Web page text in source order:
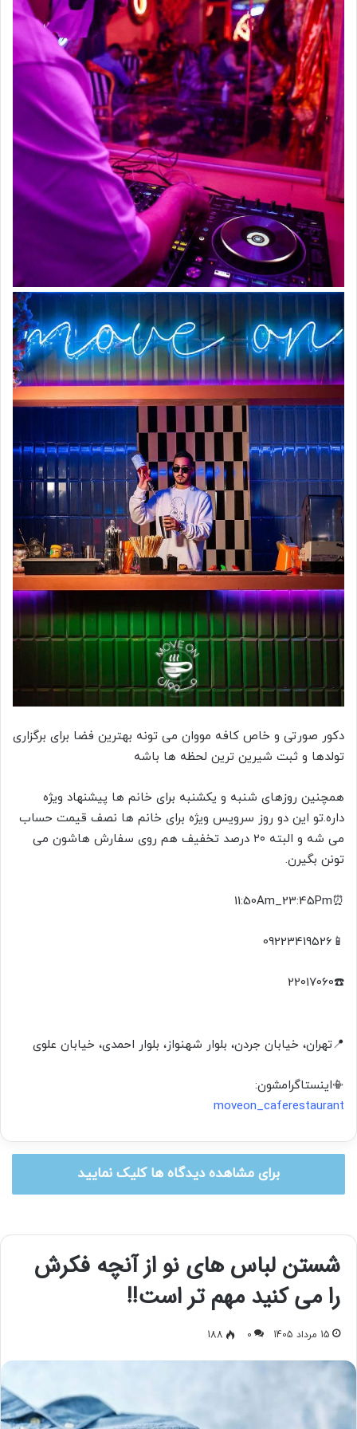
دکور صورتی و خاص کافه مووان می تونه بهترین فضا برای برگزاری
تولدها و ثبت شیرین ترین لحظه ها باشه
همچنین روزهای شنبه و یکشنبه برای خانم ها پیشنهاد ویژه
داره.تو این دو روز سرویس ویژه برای خانم ها نصف قیمت حساب
می شه و البته ۲۰ درصد تخفیف هم روی سفارش هاشون می
تونن بگیرن.
⏰️11:50Am_23:45Pm
📱09223419526
☎️22017060
📍تهران، خيابان جردن، بلوار شهنواز، بلوار احمدى، خيابان علوى
📳اینستاگرامشون:
moveon_caferestaurant
برای مشاهده دیدگاه ها کلیک نمایید